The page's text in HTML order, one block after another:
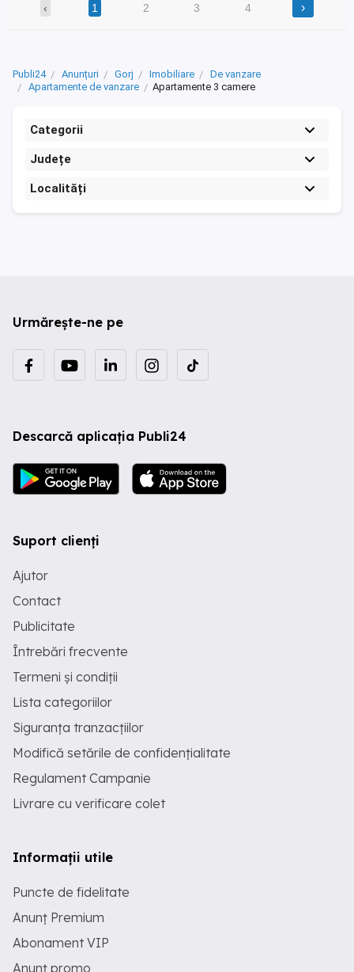
‹ 1 2 3 4 ›
Publi24 Anunțuri Gorj Imobiliare
De vanzare
Apartamente de vanzare
Apartamente 3 camere
Categorii
Județe
Localități
Urmărește-ne pe
Descarcă aplicația Publi24
Suport clienți
Ajutor
Contact
Publicitate
Întrebări frecvente
Termeni și condiții
Lista categoriilor
Siguranța tranzacțiilor
Modifică setările de confidențialitate
Regulament Campanie
Livrare cu verificare colet
Informații utile
Puncte de fidelitate
Anunț Premium
Abonament VIP
Anunț promo